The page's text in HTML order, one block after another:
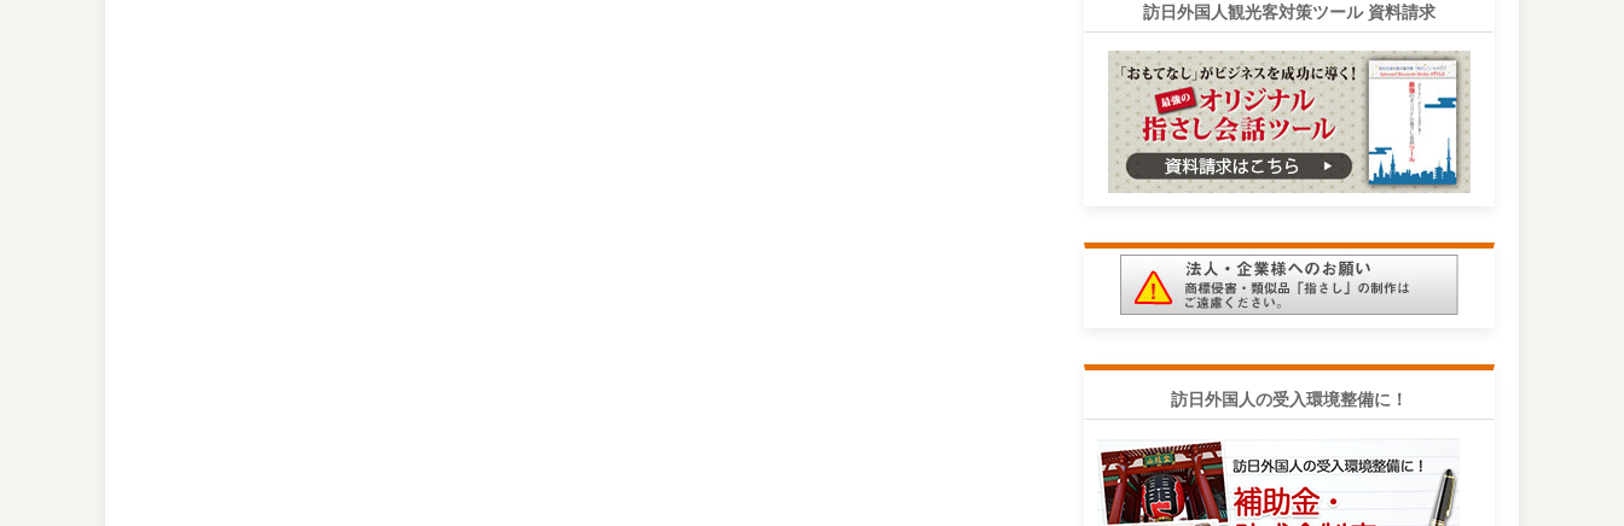
訪日外国人観光客対策ツール 資料請求
訪日外国人の受入環境整備に！